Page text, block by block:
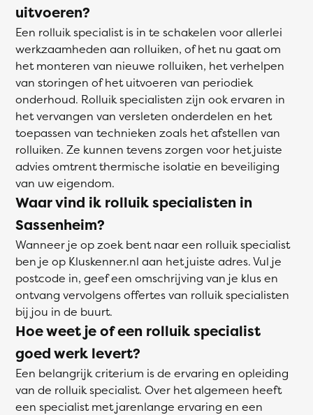
uitvoeren?
Een rolluik specialist is in te schakelen voor allerlei
werkzaamheden aan rolluiken, of het nu gaat om
het monteren van nieuwe rolluiken, het verhelpen
van storingen of het uitvoeren van periodiek
onderhoud. Rolluik specialisten zijn ook ervaren in
het vervangen van versleten onderdelen en het
toepassen van technieken zoals het afstellen van
rolluiken. Ze kunnen tevens zorgen voor het juiste
advies omtrent thermische isolatie en beveiliging
van uw eigendom.
Waar vind ik rolluik specialisten in
Sassenheim?
Wanneer je op zoek bent naar een rolluik specialist
ben je op Kluskenner.nl aan het juiste adres. Vul je
postcode in, geef een omschrijving van je klus en
ontvang vervolgens offertes van rolluik specialisten
bij jou in de buurt.
Hoe weet je of een rolluik specialist
goed werk levert?
Een belangrijk criterium is de ervaring en opleiding
van de rolluik specialist. Over het algemeen heeft
een specialist met jarenlange ervaring en een